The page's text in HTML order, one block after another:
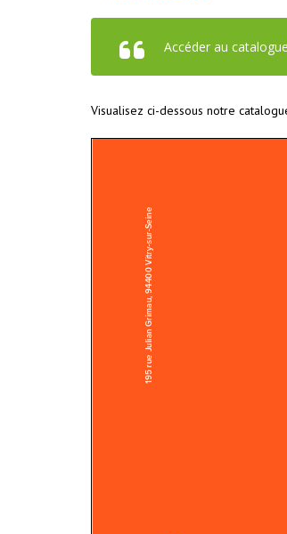
Accéder au
Visualisez ci-dessous notre